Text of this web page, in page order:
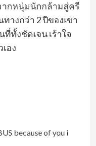
ากหนุ่มนักกล้ามสู่ครี
ทางกว่า 2 ปีของเขา
ทั้งชัดเจน เร้าใจ
อง
because of you i